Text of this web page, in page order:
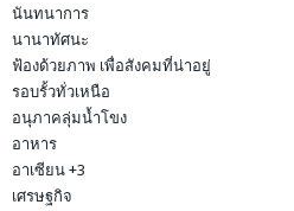
นันทนาการ
นานาทัศนะ
ฟ้องด้วยภาพ เพื่อสังคมที่น่าอยู่
รอบรั้วทั่วเหนือ
อนุภาคลุ่มน้ำโขง
อาหาร
อาเซียน +3
เศรษฐกิจ